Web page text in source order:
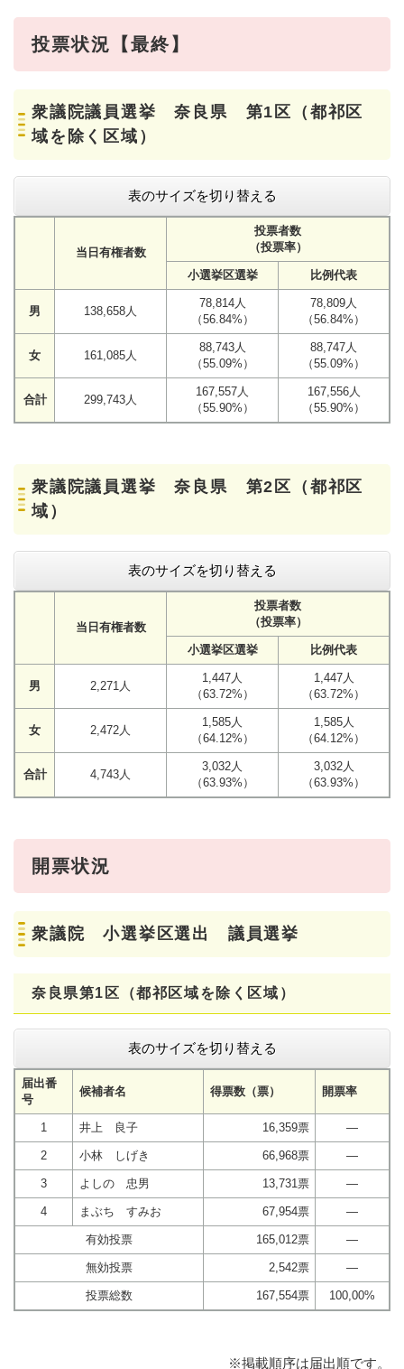
投票状況【最終】
衆議院議員選挙 奈良県 第1区（都祁区
域を除く区域）
表のサイズを切り替える
当日有権者数
投票者数
（投票率）
小選挙区選挙 比例代表
男 138,658人
78,814人
（56.84%）
78,809人
（56.84%）
女 161,085人
88,743人
（55.09%）
88,747人
（55.09%）
合計 299,743人
167,557人
（55.90%）
167,556人
（55.90%）
衆議院議員選挙 奈良県 第2区（都祁区
域）
表のサイズを切り替える
当日有権者数
投票者数
（投票率）
小選挙区選挙 比例代表
男 2,271人
1,447人
（63.72%）
1,447人
（63.72%）
女 2,472人
1,585人
（64.12%）
1,585人
（64.12%）
合計 4,743人
3,032人
（63.93%）
3,032人
（63.93%）
開票状況
衆議院 小選挙区選出 議員選挙
奈良県第1区（都祁区域を除く区域）
表のサイズを切り替える
届出番
号
候補者名 得票数（票） 開票率
1 井上 良子 16,359票 ―
2 小林 しげき 66,968票 ―
3 よしの 忠男 13,731票 ―
4 まぶち すみお 67,954票 ―
有効投票 165,012票 ―
無効投票 2,542票 ―
投票総数 167,554票 100,00%
※掲載順序は届出順です。